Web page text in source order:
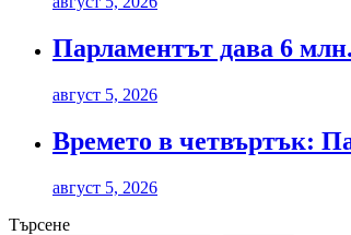
Парламентът дава 6
август 5, 2026
Времето в четвъртък:
август 5, 2026
Търсене